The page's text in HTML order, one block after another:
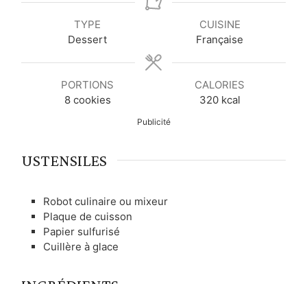
s
s
t
e
s
TYPE
Dessert
CUISINE
Française
PORTIONS
8 cookies
CALORIES
320 kcal
Publicité
USTENSILES
Robot culinaire ou mixeur
Plaque de cuisson
Papier sulfurisé
Cuillère à glace